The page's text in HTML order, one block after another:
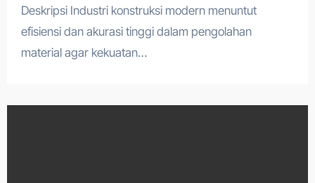
Deskripsi Industri konstruksi modern menuntut
efisiensi dan akurasi tinggi dalam pengolahan
material agar kekuatan…